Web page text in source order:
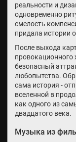
реальности и
одновременно
смелость
придала истории
После выхода
провокационного
безопасный
любопытства.
сама история -
вселенной в
как одного из
двадцатого века.
Музыка из